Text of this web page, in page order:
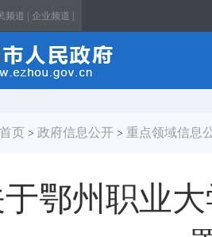
频道 | 企业频道 |
首页 > 政府信息公开 > 重点领域信息
于鄂州职业